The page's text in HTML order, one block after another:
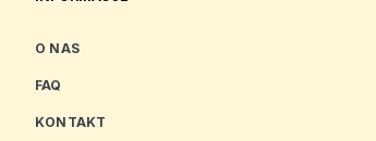
O NAS
FAQ
KONTAKT